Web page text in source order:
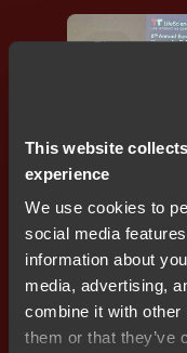
This website
experience
We use cookies to
social media
information about
media, advertising,
combine it with other
them or that they’ve
Blog
보안,Embedded Trust
사이버 보안의 발
EU 컨퍼런스에서